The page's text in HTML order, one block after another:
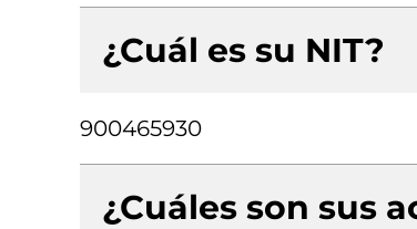
¿Cuál es su NIT?
900465930
¿Cuáles son sus